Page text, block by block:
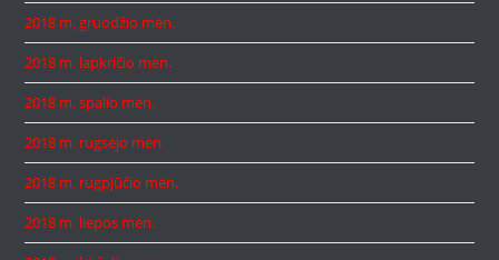
2018 m. gruodžio mėn.
2018 m. lapkričio mėn.
2018 m. spalio mėn.
2018 m. rugsėjo mėn.
2018 m. rugpjūčio mėn.
2018 m. liepos mėn.